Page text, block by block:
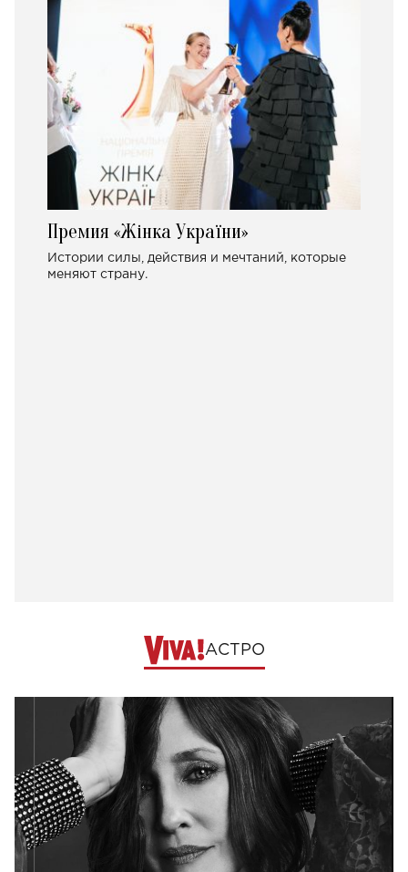
Премия «Жінка України»
Истории силы, действия и мечтаний, которые
меняют страну.
АСТРО